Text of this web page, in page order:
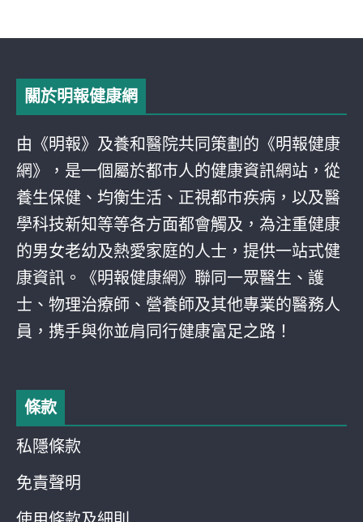
關於明報健康網
由《明報》及養和醫院共同策劃的《明報健康
網》，是一個屬於都巿人的健康資訊網站，從
養生保健、均衡生活、正視都巿疾病，以及醫
學科技新知等等各方面都會觸及，為注重健康
的男女老幼及熱愛家庭的人士，提供一站式健
康資訊。《明報健康網》聯同一眾醫生、護
士、物理治療師、營養師及其他專業的醫務人
員，携手與你並肩同行健康富足之路！
條款
私隱條款
免責聲明